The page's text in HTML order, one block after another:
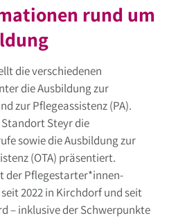
rund um
die verschiedenen
die Ausbildung zur
zur Pflegeassistenz (PA).
Steyr die
sowie die Ausbildung zur
(OTA) präsentiert.
der Pflegestarter*innen-
2022 in Kirchdorf und seit
– inklusive der Schwerpunkte